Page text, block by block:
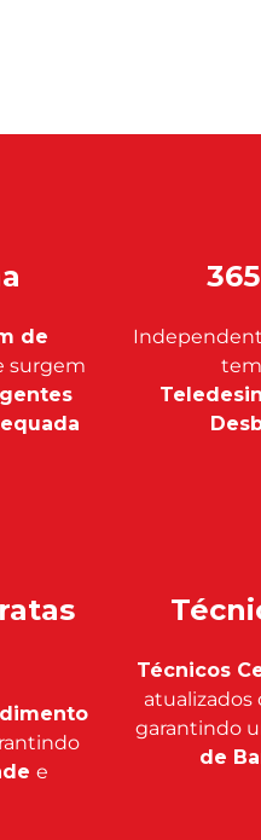
de
surgem
e
Técnicos
atualizados
garantindo
de